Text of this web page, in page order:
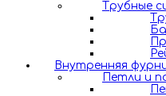
Трубные
Внутренняя
Петли и